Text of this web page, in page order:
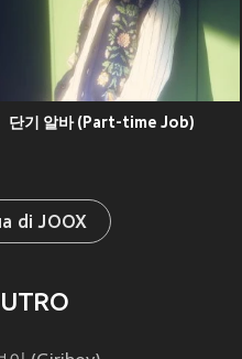
단기 알바 (Part-time Job)
di JOOX